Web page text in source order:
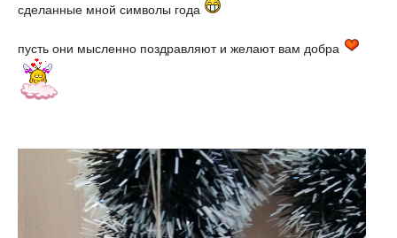
сделанные мной символы года
пусть они мысленно поздравляют и желают вам добра